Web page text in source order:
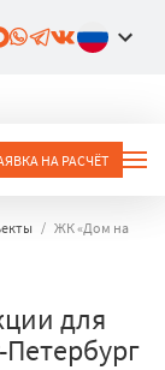
НА РАСЧЁТ
ЖК «Дом на
для